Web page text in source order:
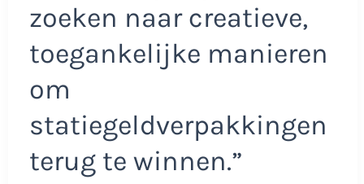
zoeken naar creatieve,
toegankelijke manieren
om
statiegeldverpakkingen
terug te winnen.”